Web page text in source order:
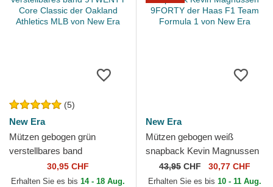
(5)
New Era
Mützen gebogen grün
verstellbares band
9TWENTY Core Classic der
Oakland Athletics MLB von
30,95 CHF
Erhalten Sie es bis 14 - 18 Aug.
New Era
Mützen gebogen weiß
snapback Kevin Magnussen
9FORTY der Haas F1 Team
Formula 1 von New Era
43,95 CHF 30,77 CHF
Erhalten Sie es bis 10 - 11 Aug.